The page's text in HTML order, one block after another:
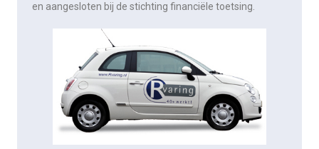
en aangesloten bij de stichting financiële toetsing.